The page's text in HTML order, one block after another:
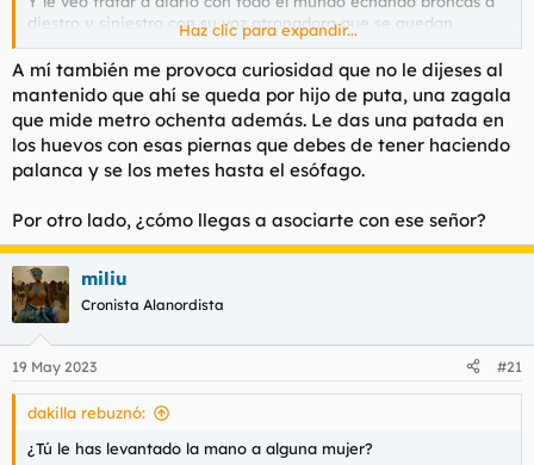
diestro y siniestro con su voz atronadora que se quedan
espantados, pero acatan, porque es muy sabio y nunca le falta
razón.
Haz clic para expandir...
A mí también me provoca curiosidad que no le dijeses al
mantenido que ahí se queda por hijo de puta, una zagala
que mide metro ochenta además. Le das una patada en
los huevos con esas piernas que debes de tener haciendo
palanca y se los metes hasta el esófago.
Por otro lado, ¿cómo llegas a asociarte con ese señor?
miliu
Cronista Alanordista
19 May 2023 #21
dakilla rebuznó:
¿Tú le has levantado la mano a alguna mujer?